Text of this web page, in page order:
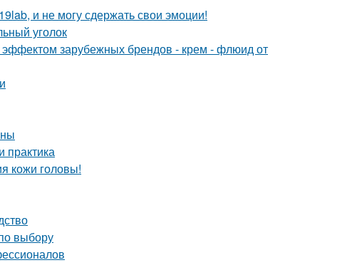
и не могу сдержать свои эмоции!
уголок
зарубежных брендов - крем - флюид от
практика
кожи головы!
выбору